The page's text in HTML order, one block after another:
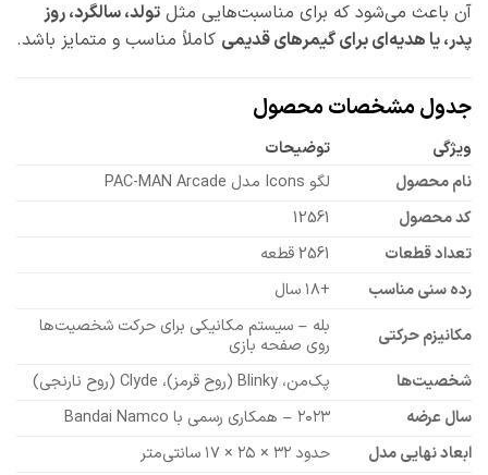
آن باعث می‌شود که برای مناسبت‌هایی مثلتولد، سالگرد، روز
پدر، یا هدیه‌ای برای گیمرهای قدیمیکاملاً مناسب و متمایز باشد.
جدول مشخصات محصول
ویژگی
توضیحات
نام محصول
لگو Icons مدل PAC-MAN Arcade
کد محصول
12561
تعداد قطعات
2561 قطعه
رده سنی مناسب
مکانیزم حرکتی
بله – سیستم مکانیکی برای حرکت شخصیت‌ها
روی صفحه بازی
شخصیت‌ها
پک‌من، Blinky (روح قرمز)، Clyde (روح نارنجی)
سال عرضه
۲۰۲۳ – همکاری رسمی با Bandai Namco
ابعاد نهایی مدل
حدود ۳۲ × ۲۵ × ۱۷ سانتی‌متر